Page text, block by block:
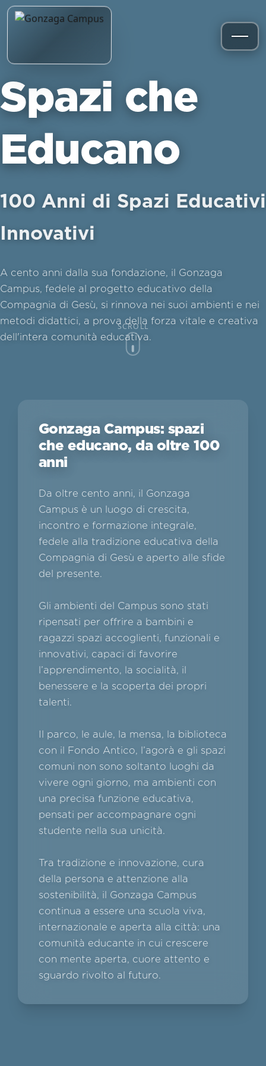
Spazi che
Educano
100 Anni di Spazi Educativi
Innovativi
A cento anni dalla sua fondazione, il Gonzaga
Campus, fedele al progetto educativo della
Compagnia di Gesù, si rinnova nei suoi ambienti e nei
metodi didattici, a prova della forza vitale e creativa
dell'intera comunità educativa.
SCROLL
Gonzaga Campus: spazi
che educano, da oltre 100
anni
Da oltre cento anni, il Gonzaga
Campus è un luogo di crescita,
incontro e formazione integrale,
fedele alla tradizione educativa della
Compagnia di Gesù e aperto alle sfide
del presente.
Gli ambienti del Campus sono stati
ripensati per offrire a bambini e
ragazzi spazi accoglienti, funzionali e
innovativi, capaci di favorire
l’apprendimento, la socialità, il
benessere e la scoperta dei propri
talenti.
Il parco, le aule, la mensa, la biblioteca
con il Fondo Antico, l’agorà e gli spazi
comuni non sono soltanto luoghi da
vivere ogni giorno, ma ambienti con
una precisa funzione educativa,
pensati per accompagnare ogni
studente nella sua unicità.
Tra tradizione e innovazione, cura
della persona e attenzione alla
sostenibilità, il Gonzaga Campus
continua a essere una scuola viva,
internazionale e aperta alla città: una
comunità educante in cui crescere
con mente aperta, cuore attento e
sguardo rivolto al futuro.